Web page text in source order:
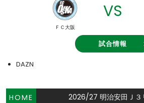
ＦＣ大阪
VS
試合情報
DAZN
HOME 2026/27 明治安田Ｊ３